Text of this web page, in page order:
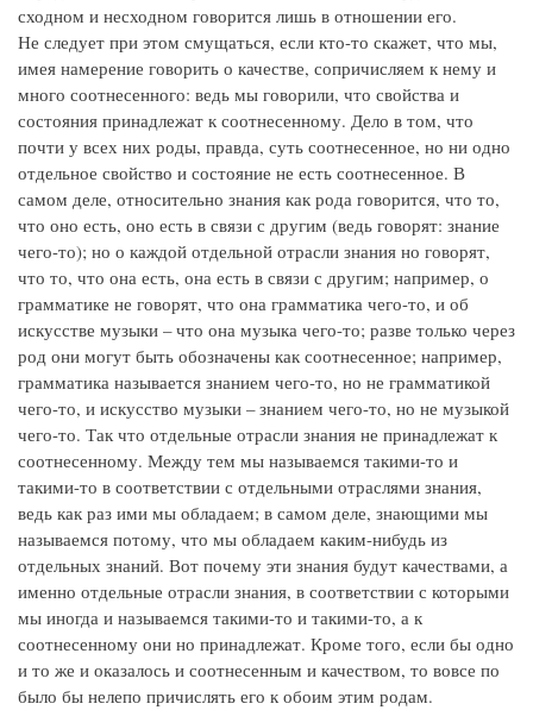
сходном и несходном говорится лишь в отношении его.
Не следует при этом смущаться, если кто-то скажет, что мы,
имея намерение говорить о качестве, сопричисляем к нему и
много соотнесенного: ведь мы говорили, что свойства и
состояния принадлежат к соотнесенному. Дело в том, что
почти у всех них роды, правда, суть соотнесенное, но ни одно
отдельное свойство и состояние не есть соотнесенное. В
самом деле, относительно знания как рода говорится, что то,
что оно есть, оно есть в связи с другим (ведь говорят: знание
чего-то); но о каждой отдельной отрасли знания но говорят,
что то, что она есть, она есть в связи с другим; например, о
грамматике не говорят, что она грамматика чего-то, и об
искусстве музыки – что она музыка чего-то; разве только через
род они могут быть обозначены как соотнесенное; например,
грамматика называется знанием чего-то, но не грамматикой
чего-то, и искусство музыки – знанием чего-то, но не музыкой
чего-то. Так что отдельные отрасли знания не принадлежат к
соотнесенному. Между тем мы называемся такими-то и
такими-то в соответствии с отдельными отраслями знания,
ведь как раз ими мы обладаем; в самом деле, знающими мы
называемся потому, что мы обладаем каким-нибудь из
отдельных знаний. Вот почему эти знания будут качествами, а
именно отдельные отрасли знания, в соответствии с которыми
мы иногда и называемся такими-то и такими-то, а к
соотнесенному они но принадлежат. Кроме того, если бы одно
и то же и оказалось и соотнесенным и качеством, то вовсе по
было бы нелепо причислять его к обоим этим родам.